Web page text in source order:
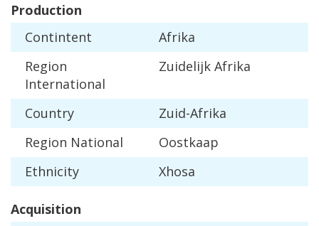
Production
Contintent
Afrika
Region
International
Zuidelijk Afrika
Country Zuid-Afrika
Region National
Oostkaap
Ethnicity
Xhosa
Acquisition